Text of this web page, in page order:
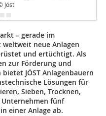
Jöst
– gerade im
neue Anlagen
und ertüchtigt. Als
zur Förderung und
JÖST Anlagenbauern
Lösungen für
Sieben, Trocknen,
fünf
einer Anlage ab.